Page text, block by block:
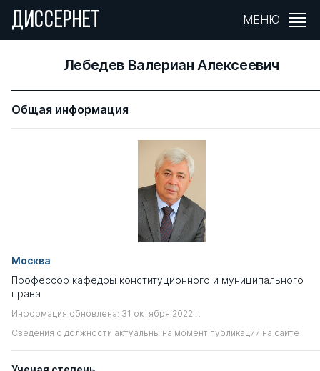
ДИССЕРНЕТ МЕНЮ
Лебедев Валериан Алексеевич
Общая информация
Москва
Профессор кафедры конституционного и муниципального
права
Информация обновлена: 31 октября 2022 г.
Сведения о должности актуальны на момент публикации на сайте